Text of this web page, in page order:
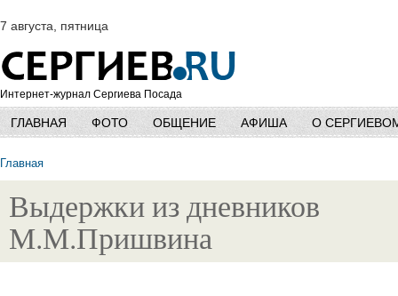
7 августа, пятница
Интернет-журнал Сергиева Посада
ГЛАВНАЯ ФОТО ОБЩЕНИЕ АФИША О
Главная
Выдержки из дневников
М.М.Пришвина